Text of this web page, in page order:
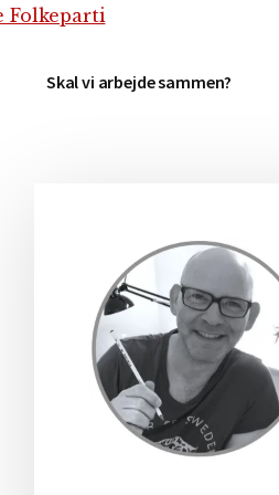
Skal vi arbejde sammen?
Primær
Sidebar